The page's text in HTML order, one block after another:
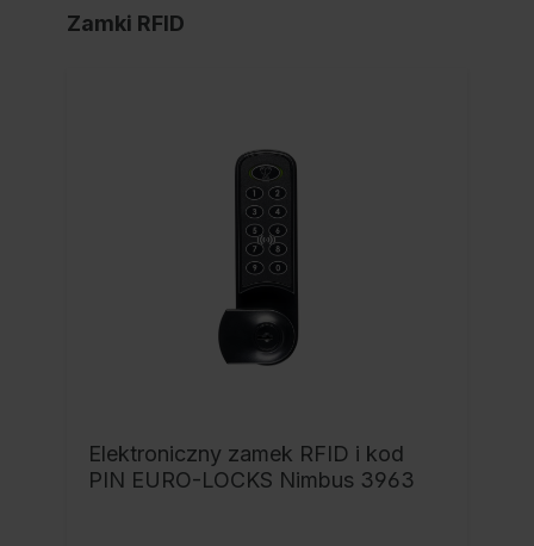
Zamki RFID
Elektroniczny zamek RFID i kod
PIN EURO-LOCKS Nimbus 3963